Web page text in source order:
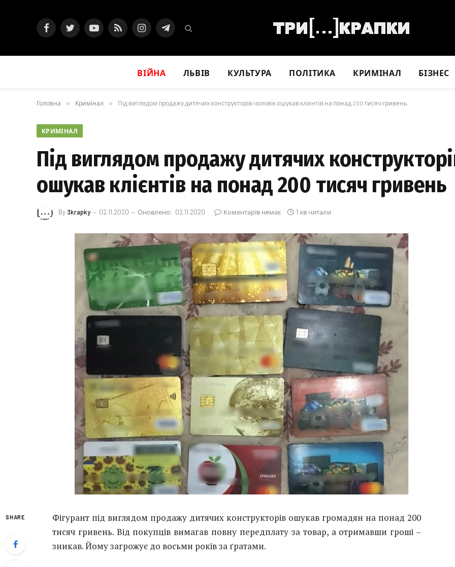
FacebookTwitterYouTubeRSS InstagramTelegram
ВІЙНА ЛЬВІВ КУЛЬТУРА ПОЛІТИКА КРИМІНАЛ БІЗНЕС
Головна » Кримінал » Під виглядом продажу дитячих конструкторів чоловік ошукав клієнтів на понад 200 тисяч гривень
КРИМІНАЛ
Під виглядом продажу дитячих
ошукав клієнтів на понад 200 тисяч гривень
By 3krapky 02.11.2020 Оновлено: 02.11.2020 Коментарів немає 1 хв читали
SHARE
Фігурант під виглядом продажу дитячих конструкторів ошукав громадян на понад 200
тисяч гривень. Від покупців вимагав повну передплату за товар, а отримавши гроші –
зникав. Йому загрожує до восьми років за ґратами.